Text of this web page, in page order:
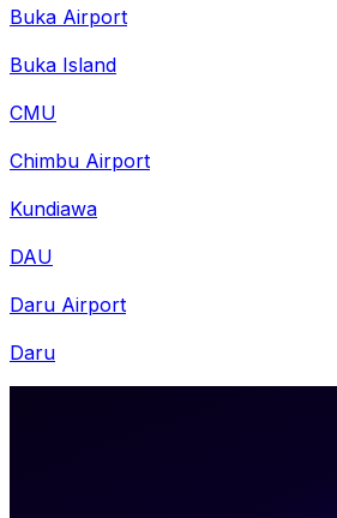
Buka Airport
Buka Island
CMU
Chimbu Airport
Kundiawa
DAU
Daru Airport
Daru